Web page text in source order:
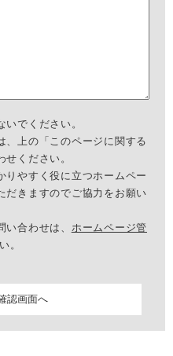
でください。
上の「このページに関する
ください。
やすく役に立つホームペー
だきますのでご協力をお願い
合わせは、 ホームページ管
。